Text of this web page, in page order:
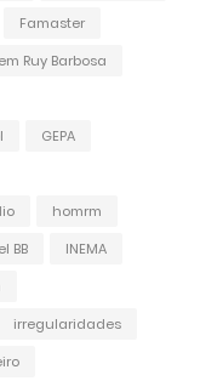
Famaster
Ruy Barbosa
GEPA
homrm
BB
INEMA
irregularidades